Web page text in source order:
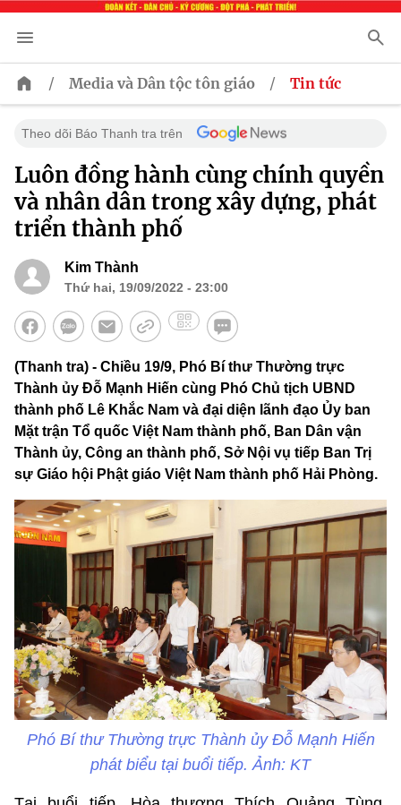
/ Media và Dân tộc tôn giáo / Tin tức
Theo dõi Báo Thanh tra trên
Luôn đồng hành cùng chính quyền
và nhân dân trong xây dựng, phát
triển thành phố
Kim Thành
Thứ hai, 19/09/2022 - 23:00
(Thanh tra) - Chiều 19/9, Phó Bí thư Thường trực
Thành ủy Đỗ Mạnh Hiến cùng Phó Chủ tịch UBND
thành phố Lê Khắc Nam và đại diện lãnh đạo Ủy ban
Mặt trận Tổ quốc Việt Nam thành phố, Ban Dân vận
Thành ủy, Công an thành phố, Sở Nội vụ tiếp Ban Trị
sự Giáo hội Phật giáo Việt Nam thành phố Hải Phòng.
Phó Bí thư Thường trực Thành ủy Đỗ Mạnh Hiến
phát biểu tại buổi tiếp. Ảnh: KT